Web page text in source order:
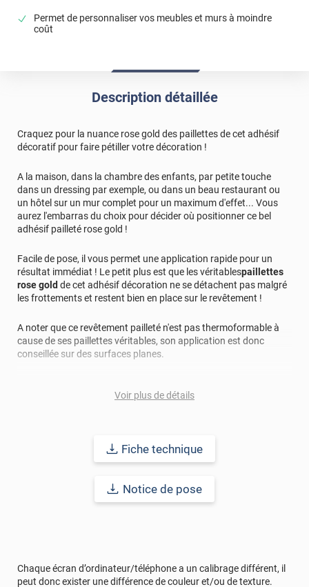
Permet de personnaliser vos meubles et murs à moindre
coût
Description détaillée
Craquez pour la nuance rose gold des paillettes de cet adhésif
décoratif pour faire pétiller votre décoration !
A la maison, dans la chambre des enfants, par petite touche
dans un dressing par exemple, ou dans un beau restaurant ou
un hôtel sur un mur complet pour un maximum d'effet... Vous
aurez l'embarras du choix pour décider où positionner ce bel
adhésif pailleté rose gold !
Facile de pose, il vous permet une application rapide pour un
résultat immédiat ! Le petit plus est que les véritablespaillettes
rose gold de cet adhésif décoration ne se détachent pas malgré
les frottements et restent bien en place sur le revêtement !
A noter que ce revêtement pailleté n'est pas thermoformable à
cause de ses paillettes véritables, son application est donc
conseillée sur des surfaces planes.
grâce à la technologie "Airflow" autrement appelée "colle en nid
10 ans en pose intérieure (anti craquèlement,
Voir plus de détails
Fiche technique
Notice de pose
Chaque écran d’ordinateur/téléphone a un calibrage différent, il
peut donc exister une différence de couleur et/ou de texture.